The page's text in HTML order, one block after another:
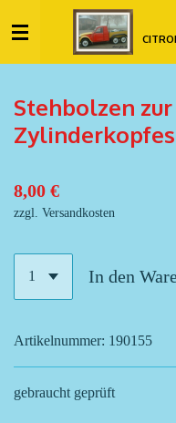
Hauptinhalt
springen
Stehbolzen
8,00 €
zzgl. Versandkosten
In den
Artikelnummer: 190155
gebraucht geprüft